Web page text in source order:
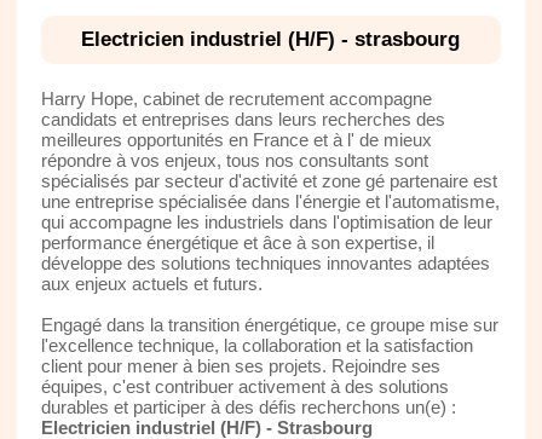
Electricien industriel (H/F) - strasbourg
Harry Hope, cabinet de recrutement accompagne
candidats et entreprises dans leurs recherches des
meilleures opportunités en France et à l' de mieux
répondre à vos enjeux, tous nos consultants sont
spécialisés par secteur d'activité et zone gé partenaire est
une entreprise spécialisée dans l'énergie et l'automatisme,
qui accompagne les industriels dans l'optimisation de leur
performance énergétique et âce à son expertise, il
développe des solutions techniques innovantes adaptées
aux enjeux actuels et futurs.
Engagé dans la transition énergétique, ce groupe mise sur
l'excellence technique, la collaboration et la satisfaction
client pour mener à bien ses projets. Rejoindre ses
équipes, c'est contribuer activement à des solutions
durables et participer à des défis recherchons un(e) :
Electricien industriel (H/F) - Strasbourg